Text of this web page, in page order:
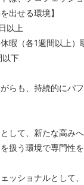
出せる環境】
以上
暇（各1週間以上）
以下
らも、持続的にパ
して、新たな高み
扱う環境で専門性
ッショナルとして